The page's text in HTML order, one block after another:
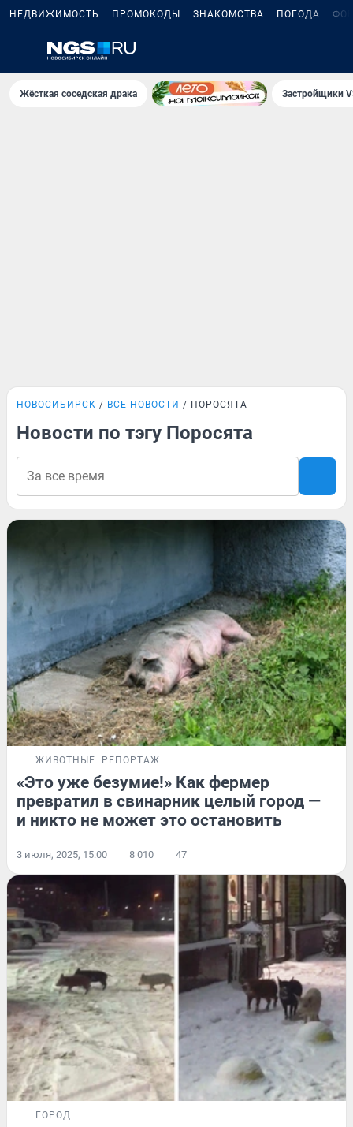
НЕДВИЖИМОСТЬ ПРОМОКОДЫ ЗНАКОМСТВА ПОГОДА
Жёсткая соседская драка Застройщики
НОВОСИБИРСК ВСЕ НОВОСТИ ПОРОСЯТА
Новости по тэгу Поросята
ЖИВОТНЫЕ РЕПОРТАЖ
«Это уже безумие!» Как фермер
превратил в свинарник целый город —
и никто не может это остановить
3 июля, 2025, 15:00 8 010 47
ГОРОД